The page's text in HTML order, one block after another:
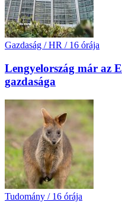
Gazdaság / HR / 16 órája
Lengyelország már az
gazdasága
Tudomány / 16 órája